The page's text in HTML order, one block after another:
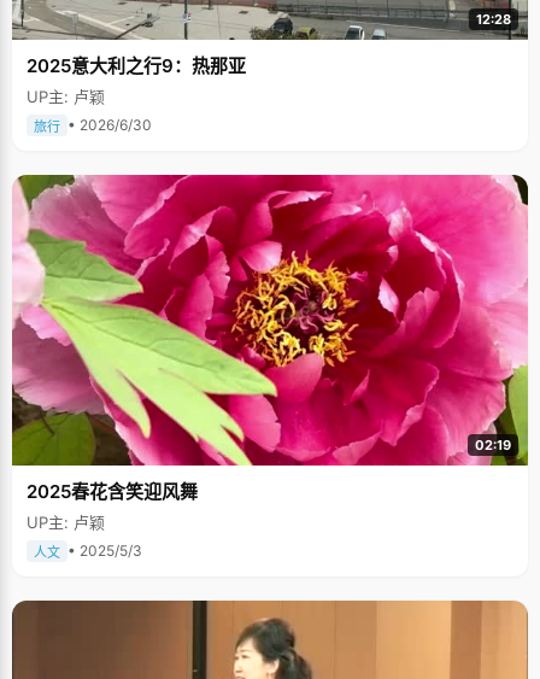
12:28
2025意大利之行9：热那亚
UP主: 卢颖
旅行 • 2026/6/30
02:19
2025春花含笑迎风舞
UP主: 卢颖
人文 • 2025/5/3